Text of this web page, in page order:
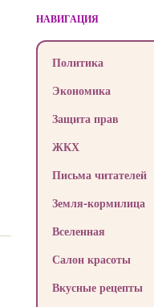
НАВИГАЦИЯ
Политика
Экономика
Защита прав
ЖКХ
Письма читателей
Земля-кормилица
Вселенная
Салон красоты
Вкусные рецепты